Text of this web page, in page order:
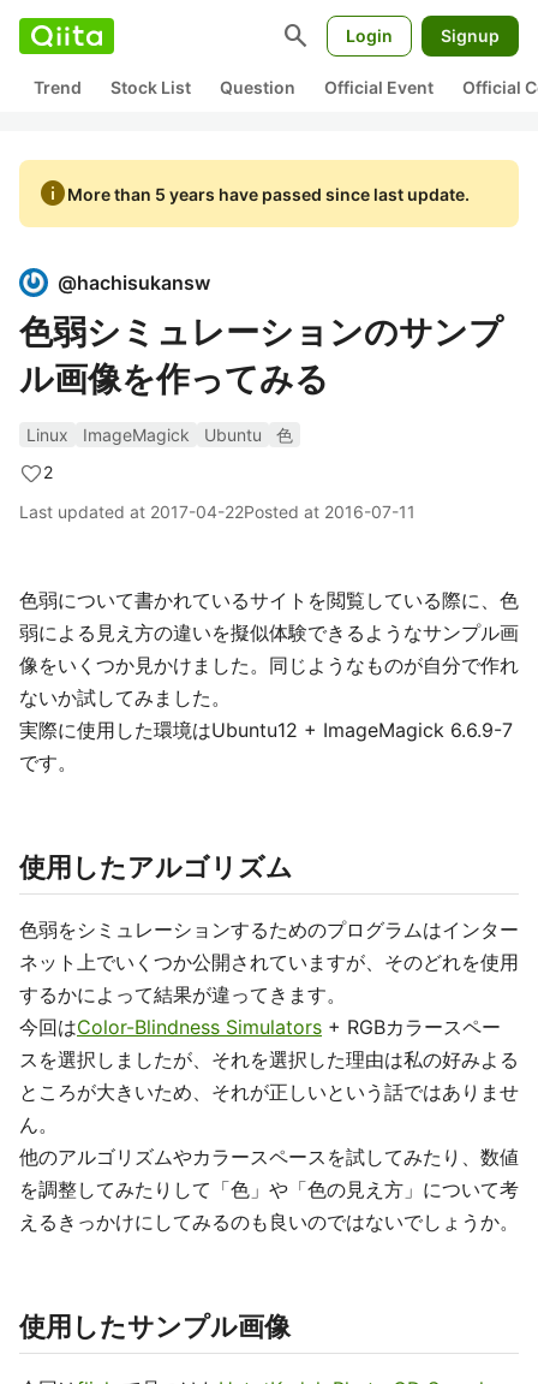
search Login Signup
Trend Stock List Question Official Event Official
infoMore than 5 years have passed since last update.
@hachisukansw
色弱シミュレーションのサンプ
ル画像を作ってみる
Linux ImageMagick Ubuntu
色
2
Last updated at 2017-04-22Posted at 2016-07-11
色弱について書かれているサイトを閲覧している際に、色
弱による見え方の違いを擬似体験できるようなサンプル画
像をいくつか見かけました。同じようなものが自分で作れ
ないか試してみました。
実際に使用した環境はUbuntu12 + ImageMagick 6.6.9-7
です。
使用したアルゴリズム
色弱をシミュレーションするためのプログラムはインター
ネット上でいくつか公開されていますが、そのどれを使用
するかによって結果が違ってきます。
今回はColor-Blindness Simulators + RGBカラースペー
スを選択しましたが、それを選択した理由は私の好みよる
ところが大きいため、それが正しいという話ではありませ
ん。
他のアルゴリズムやカラースペースを試してみたり、数値
を調整してみたりして「色」や「色の見え方」について考
えるきっかけにしてみるのも良いのではないでしょうか。
使用したサンプル画像